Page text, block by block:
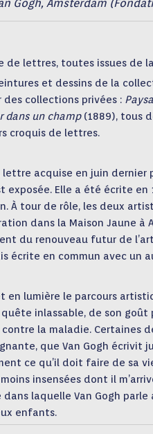
Gogh, Amsterdam
de lettres, toutes issues de
et dessins de la
collections privées :
dans un champ(1889), tous
croquis de lettres.
acquise en juin dernier
exposée. Elle a été écrite en
À tour de rôle, les deux
dans la Maison Jaune à
du renouveau futur de l’art
écrite en commun avec un
en lumière le parcours
inlassable, de son
la maladie.
que Van Gogh
ce qu’il doit faire de sa
insensées dont il
laquelle Van Gogh parle
enfants.